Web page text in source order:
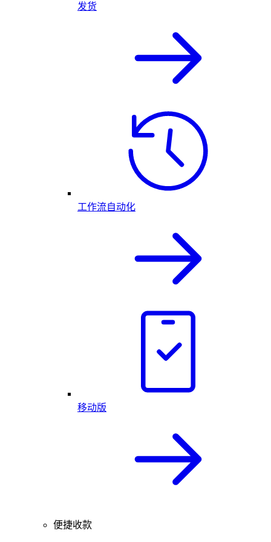
发货
工作流自动化
移动版
便捷收款